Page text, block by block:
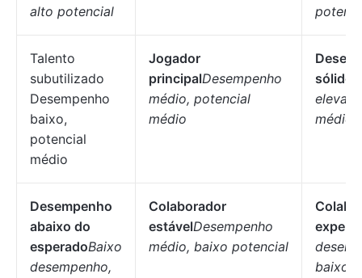
alto potencial
Talento
subutilizado
Desempenho
baixo,
potencial
médio
Jogador
principalDesempenho
médio, potencial
médio
sólido
médio
Desempenho
abaixo do
esperadoBaixo
desempenho,
Colaborador
estávelDesempenho
médio, baixo potencial
baixo